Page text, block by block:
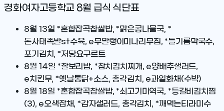
경화여자고등학교 8월 급식 식단표
8월 13일 *혼합잡곡찹쌀밥, *맑은콩나물국, *
돈사태족발st수육, e무말랭이미나리무침, *들기름막국수,
포기김치, *저당요구르트
8월 14일 *찰보리밥, *참치김치찌개, e양배추샐러드,
e치킨무, *옛날통닭+소스, 총각김치, e과일화채(수박)
8월 18일 *혼합잡곡찹쌀밥, *쇠고기미역국, *등갈비김치찜
(3), e오색잡채, *감자샐러드, 총각김치, *깨먹는티라미수